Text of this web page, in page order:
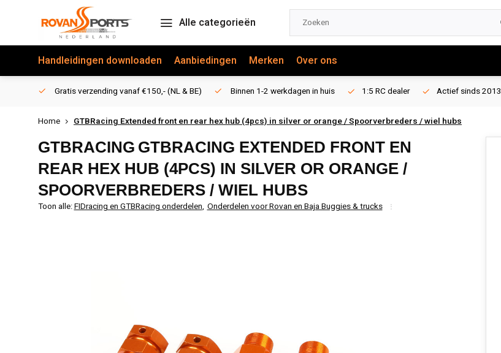
Alle categorieën
Handleidingen downloaden Aanbiedingen Merken Over ons
Gratis verzending vanaf €150,- (NL & BE) Binnen 1-2 werkdagen in huis 1:5 RC dealer Actief sinds 2013
Home GTBRacing Extended front en rear hex hub (4pcs) in silver or orange / Spoorverbreders / wiel hubs
GTBRACING GTBRACING EXTENDED FRONT EN
REAR HEX HUB (4PCS) IN SILVER OR ORANGE /
SPOORVERBREDERS / WIEL HUBS
Toon alle:FIDracing en GTBRacing onderdelen, Onderdelen voor Rovan en Baja Buggies & trucks